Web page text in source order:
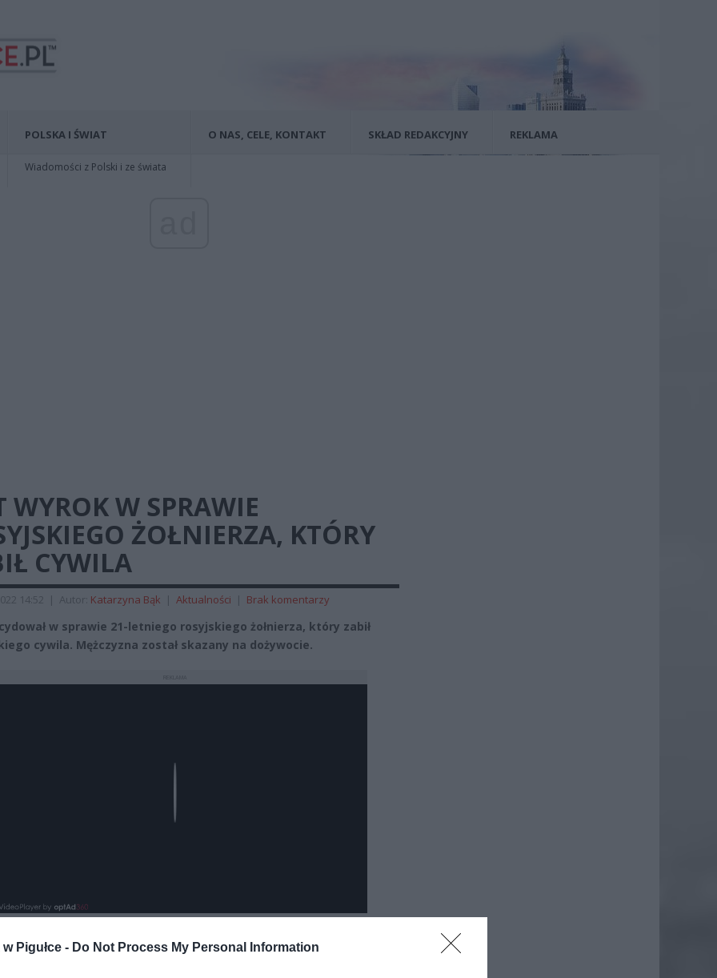
Pigułce - Do Not Process My Personal Information
POLSKA I ŚWIAT
Wiadomości z Polski i ze świata
O NAS, CELE, KONTAKT SKŁAD REDAKCYJNY REKLAMA
WYROK W SPRAWIE
ŻOŁNIERZA, KTÓRY
CYWILA
14:52 | Autor: Katarzyna Bąk | Aktualności | Brak komentarzy
w sprawie 21-letniego rosyjskiego żołnierza, który zabił
cywila. Mężczyzna został skazany na dożywocie.